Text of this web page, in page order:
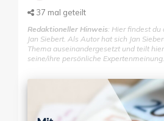
37 mal geteilt
Redaktioneller Hinweis: Hier findest du
Jan Siebert. Als Autor hat sich Jan
Thema auseinandergesetzt und teilt
seine/ihre persönliche Expertenmeinung.